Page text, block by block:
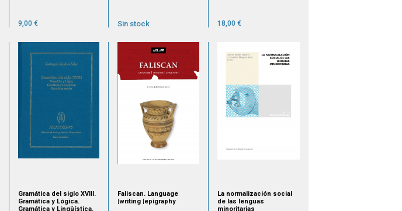
9,00 € Sin stock 18,00 €
Gramática del siglo XVIII.
Gramática y Lógica.
Gramática y Lingüística.
Faliscan. Language
|writing |epigraphy
La normalización social
de las lenguas
minoritarias